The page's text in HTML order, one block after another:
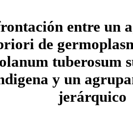
entre un
de
tuberosum
y un
jerárquico